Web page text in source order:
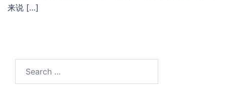
来说 […]
for: